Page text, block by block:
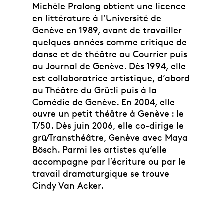
Michèle Pralong obtient une licence
en litté­rature à l’Université de
Genève en 1989, avant de travailler
quelques années comme critique de
danse et de théâtre au Courrier puis
au Journal de Genève. Dès 1994, elle
est collaboratrice artistique, d’abord
au Théâtre du ­Grütli puis à la
Comédie de Genève. En 2004, elle
ouvre un petit théâtre à Genève : le
T/50. Dès juin 2006, elle co-dirige le
grü / Trans­théâtre, Genève avec Maya
Bösch. Parmi les artistes qu’elle
accompagne par l’écriture ou par le
travail dramaturgique se trouve
Cindy Van Acker.